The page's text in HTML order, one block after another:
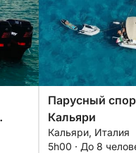
Парусный
Кальяри
Кальяри, Италия
5h00 · До 8